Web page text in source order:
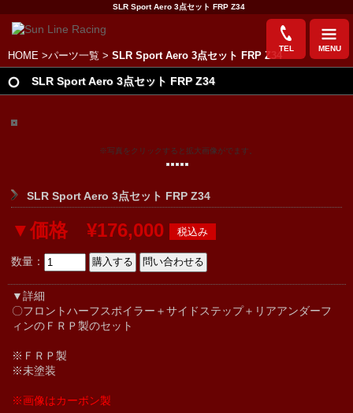
SLR Sport Aero 3点セット FRP Z34
TEL MENU
HOME >パーツ一覧 > SLR Sport Aero 3点セット FRP Z34
SLR Sport Aero 3点セット FRP Z34
※写真をクリックすると拡大画像がでます。
SLR Sport Aero 3点セット FRP Z34
▼価格 ¥176,000
数量：
▼詳細
〇フロントハーフスポイラー＋サイドステップ＋リアアンダーフ
ィンのＦＲＰ製のセット
※ＦＲＰ製
※未塗装
※画像はカーボン製